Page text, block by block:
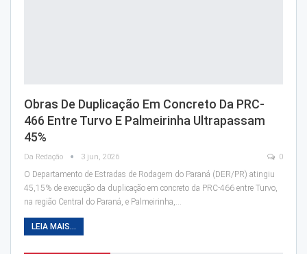
Obras De Duplicação Em Concreto Da PRC-
466 Entre Turvo E Palmeirinha Ultrapassam
45%
Da Redação 3 jun, 2026 0
O Departamento de Estradas de Rodagem do Paraná (DER/PR) atingiu
45,15% de execução da duplicação em concreto da PRC-466 entre Turvo,
na região Central do Paraná, e Palmeirinha,…
LEIA MAIS...